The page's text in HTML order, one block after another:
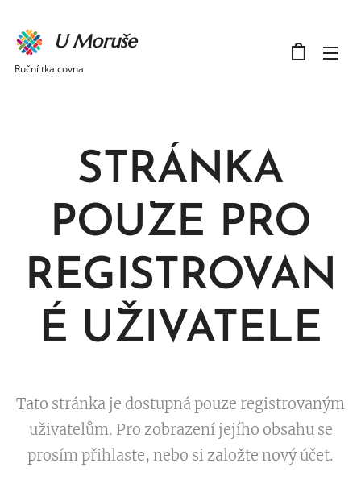
U Moruše
Ruční tkalcovna
STRÁNKA
POUZE PRO
REGISTROVAN
É UŽIVATELE
Tato stránka je dostupná pouze registrovaným
uživatelům. Pro zobrazení jejího obsahu se
prosím přihlaste, nebo si založte nový účet.